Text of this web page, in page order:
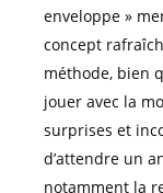
enveloppe »
concept
méthode, bien
jouer avec la
surprises et
d’attendre un
notamment la